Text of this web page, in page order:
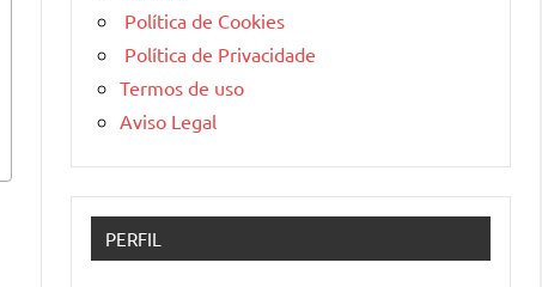
Política de Cookies
Política de Privacidade
Termos de uso
Aviso Legal
PERFIL